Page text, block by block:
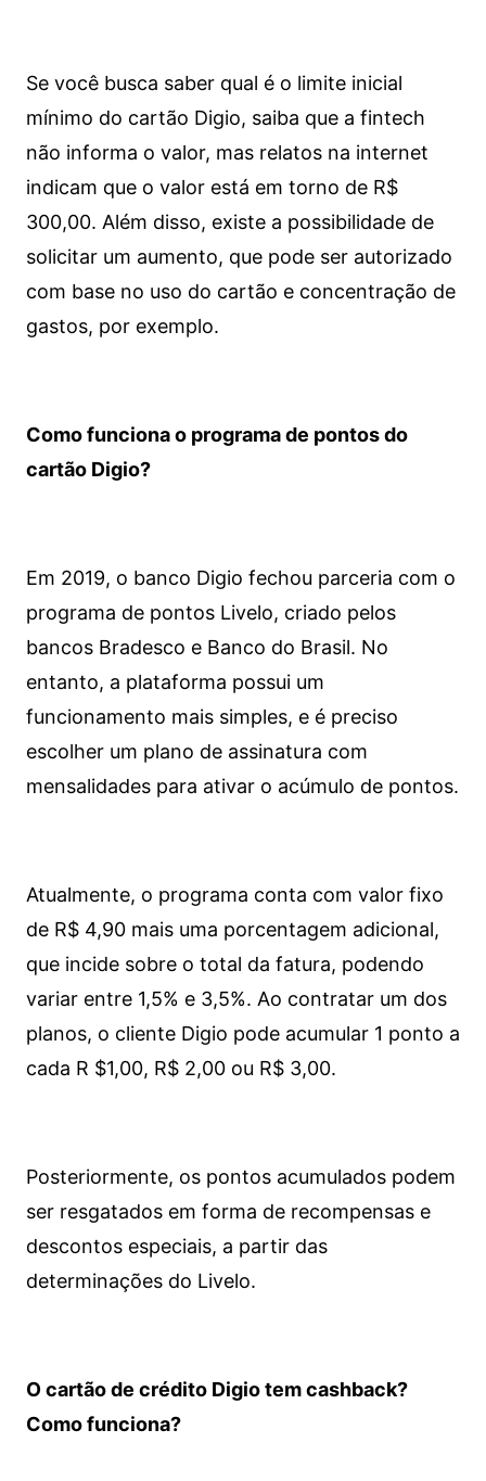
Se você busca saber qual é o limite inicial
mínimo do cartão Digio, saiba que a fintech
não informa o valor, mas relatos na internet
indicam que o valor está em torno de R$
300,00. Além disso, existe a possibilidade de
solicitar um aumento, que pode ser autorizado
com base no uso do cartão e concentração de
gastos, por exemplo.
Como funciona o programa de pontos do
cartão Digio?
Em 2019, o banco Digio fechou parceria com o
programa de pontos Livelo, criado pelos
bancos Bradesco e Banco do Brasil. No
entanto, a plataforma possui um
funcionamento mais simples, e é preciso
escolher um plano de assinatura com
mensalidades para ativar o acúmulo de pontos.
Atualmente, o programa conta com valor fixo
de R$ 4,90 mais uma porcentagem adicional,
que incide sobre o total da fatura, podendo
variar entre 1,5% e 3,5%. Ao contratar um dos
planos, o cliente Digio pode acumular 1 ponto a
cada R $1,00, R$ 2,00 ou R$ 3,00.
Posteriormente, os pontos acumulados podem
ser resgatados em forma de recompensas e
descontos especiais, a partir das
determinações do Livelo.
O cartão de crédito Digio tem cashback?
Como funciona?